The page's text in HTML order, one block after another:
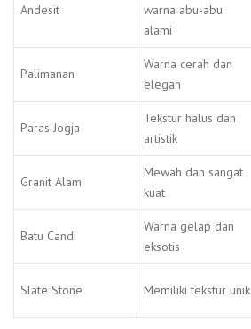
Andesit
warna abu-abu
alami
Palimanan
Warna cerah dan
elegan
Paras Jogja
Tekstur halus dan
artistik
Granit Alam
Mewah dan sangat
kuat
Batu Candi
Warna gelap dan
eksotis
Slate Stone Memiliki tekstur unik